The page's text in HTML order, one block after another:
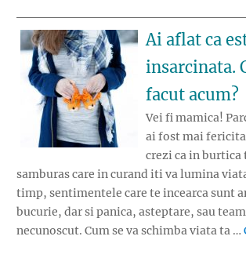
Ai aflat ca
insarcinata.
facut acum?
Vei fi mamica!
ai fost mai
crezi ca in
samburas care in curand iti va lumina
timp, sentimentele care te incearca sunt
bucurie, dar si panica, asteptare, sau
necunoscut. Cum se va schimba viata ta …